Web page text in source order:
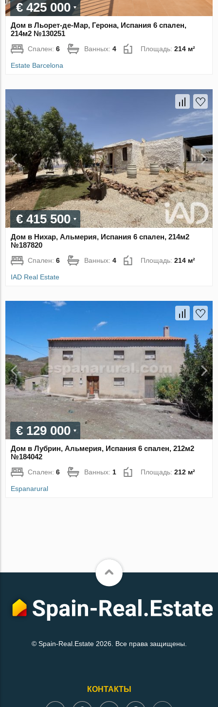
€ 425 000
Дом в Льорет-де-Мар, Герона, Испания 6 спален,
214м2 №130251
Спален:6 Ванных:4 Площадь:214 м²
Estate Barcelona
€ 415 500
Дом в Нихар, Альмерия, Испания 6 спален, 214м2
№187820
Спален:6 Ванных:4 Площадь:214 м²
IAD Real Estate
€ 129 000
Дом в Лубрин, Альмерия, Испания 6 спален, 212м2
№184042
Спален:6 Ванных: 1 Площадь:212 м²
Espanarural
© Spain-Real.Estate 2026. Все права защищены.
КОНТАКТЫ